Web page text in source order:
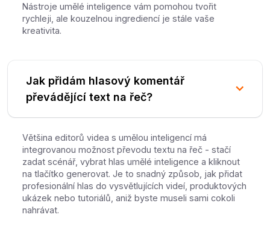
Nástroje umělé inteligence vám pomohou tvořit
rychleji, ale kouzelnou ingrediencí je stále vaše
kreativita.
Jak přidám hlasový komentář
převádějící text na řeč?
Většina editorů videa s umělou inteligencí má
integrovanou možnost převodu textu na řeč - stačí
zadat scénář, vybrat hlas umělé inteligence a kliknout
na tlačítko generovat. Je to snadný způsob, jak přidat
profesionální hlas do vysvětlujících videí, produktových
ukázek nebo tutoriálů, aniž byste museli sami cokoli
nahrávat.